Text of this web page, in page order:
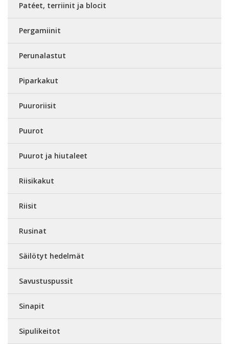
Patéet, terriinit ja blocit
Pergamiinit
Perunalastut
Piparkakut
Puuroriisit
Puurot
Puurot ja hiutaleet
Riisikakut
Riisit
Rusinat
Säilötyt hedelmät
Savustuspussit
Sinapit
Sipulikeitot